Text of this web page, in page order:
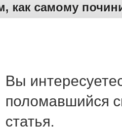
как самому
Вы
полοмавшийся
статья.